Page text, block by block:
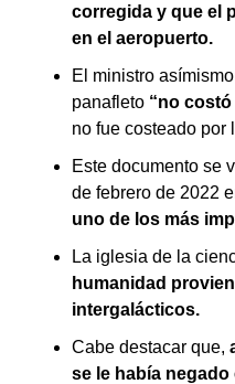
corregida y que el
en el aeropuerto.
El ministro
panafleto “no costó
no fue costeado por
Este documento se
de febrero de 2022
uno de los más
La iglesia de la
humanidad
intergalácticos.
Cabe destacar que,
se le había